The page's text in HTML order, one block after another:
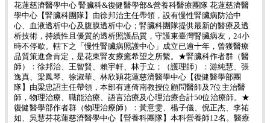
花蓮慈濟醫學中心 腎臟科&復健醫學部&營養科醫療團隊 花蓮慈濟醫
學中心【腎臟科團隊】由徐邦治主任帶領，設有慢性腎臟病防治中
心、血液透析中心及腹膜透析中心；腎臟科團隊提供最新的醫療及透
析技術，持續性且優質的透析照護品質，守護東臺灣腎臟病友，24小
時不停歇。轄下之「慢性腎臟病照護中心」成立已逾十年，曾獲醫療
品質策進會肯定，是花東腎友療癒希望之所繫。★腎臟科作者群（醫
師）：徐邦治、王智賢、賴宇軒、林于立；（護理師）：游純慧、張
逸真、梁鳳琴、徐淑華、林欣穎花蓮慈濟醫學中心【復健醫學部團
隊】由梁忠詔主任帶領，本部有連倚南教授位顧問醫師及7位主治醫
師，物理治療、職能治療、語言治療及心理治療合計50位治療師。★
復健醫學部作者群（物理治療師）：黃意雯、楊子儀、倪正杰、李祐
如、吳慧芬花蓮慈濟醫學中心【營養科團隊】本科營養師12名。醫療